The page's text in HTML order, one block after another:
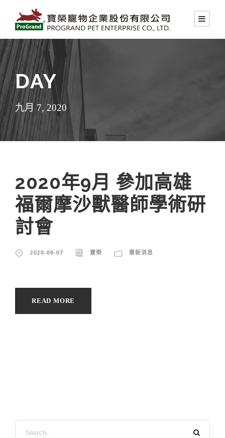
DAY
九月 7, 2020
2020年9月 參加高雄
福爾摩沙獸醫師學術研
討會
2020-09-07 寶榮 最新消息
READ MORE